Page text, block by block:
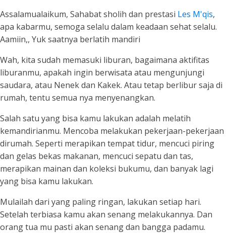
Assalamualaikum, Sahabat sholih dan prestasi Les M'qis,
apa kabarmu, semoga selalu dalam keadaan sehat selalu.
Aamiin,, Yuk saatnya berlatih mandiri
Wah, kita sudah memasuki liburan, bagaimana aktifitas
liburanmu, apakah ingin berwisata atau mengunjungi
saudara, atau Nenek dan Kakek. Atau tetap berlibur saja di
rumah, tentu semua nya menyenangkan.
Salah satu yang bisa kamu lakukan adalah melatih
kemandirianmu. Mencoba melakukan pekerjaan-pekerjaan
dirumah. Seperti merapikan tempat tidur, mencuci piring
dan gelas bekas makanan, mencuci sepatu dan tas,
merapikan mainan dan koleksi bukumu, dan banyak lagi
yang bisa kamu lakukan.
Mulailah dari yang paling ringan, lakukan setiap hari.
Setelah terbiasa kamu akan senang melakukannya. Dan
orang tua mu pasti akan senang dan bangga padamu.